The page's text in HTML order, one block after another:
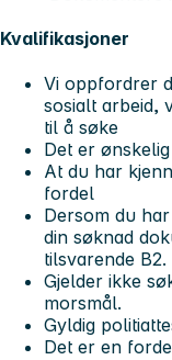
Kvalifikasjoner
Vi oppfordrer
sosialt arbeid,
til å søke
Det er
At du har
fordel
Dersom du
din søknad
tilsvarende B2.
Gjelder ikke
morsmål.
Gyldig
Det er en